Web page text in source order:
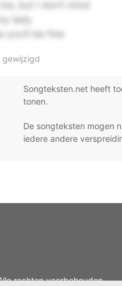
but I don’t mind
lady
you’ll be fine
gewijzigd
Songteksten.net heeft
tonen.
De songteksten mogen
iedere andere
rechten voorbehouden.